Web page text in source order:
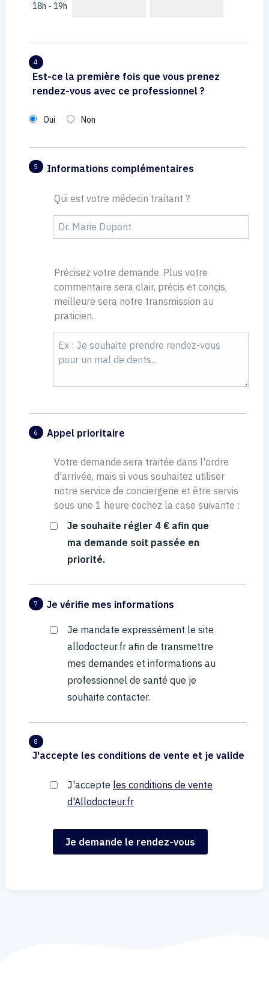
18h - 19h
4
Est-ce la première fois que vous prenez
rendez-vous avec ce professionnel ?
Oui Non
5 Informations complémentaires
Qui est votre médecin traitant ?
Précisez votre demande. Plus votre
commentaire sera clair, précis et conçis,
meilleure sera notre transmission au
praticien.
6 Appel prioritaire
Votre demande sera traitée dans l'ordre
d'arrivée, mais si vous souhaitez utiliser
notre service de conciergerie et être servis
sous une 1 heure cochez la case suivante :
Je souhaite régler 4 € afin que
ma demande soit passée en
priorité.
7 Je vérifie mes informations
Je mandate expressément le site
allodocteur.fr afin de transmettre
mes demandes et informations au
professionnel de santé que je
souhaite contacter.
8
J'accepte les conditions de vente et je valide
J'accepte les conditions de vente
d'Allodocteur.fr